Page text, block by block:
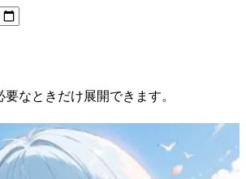
なときだけ展開できます。